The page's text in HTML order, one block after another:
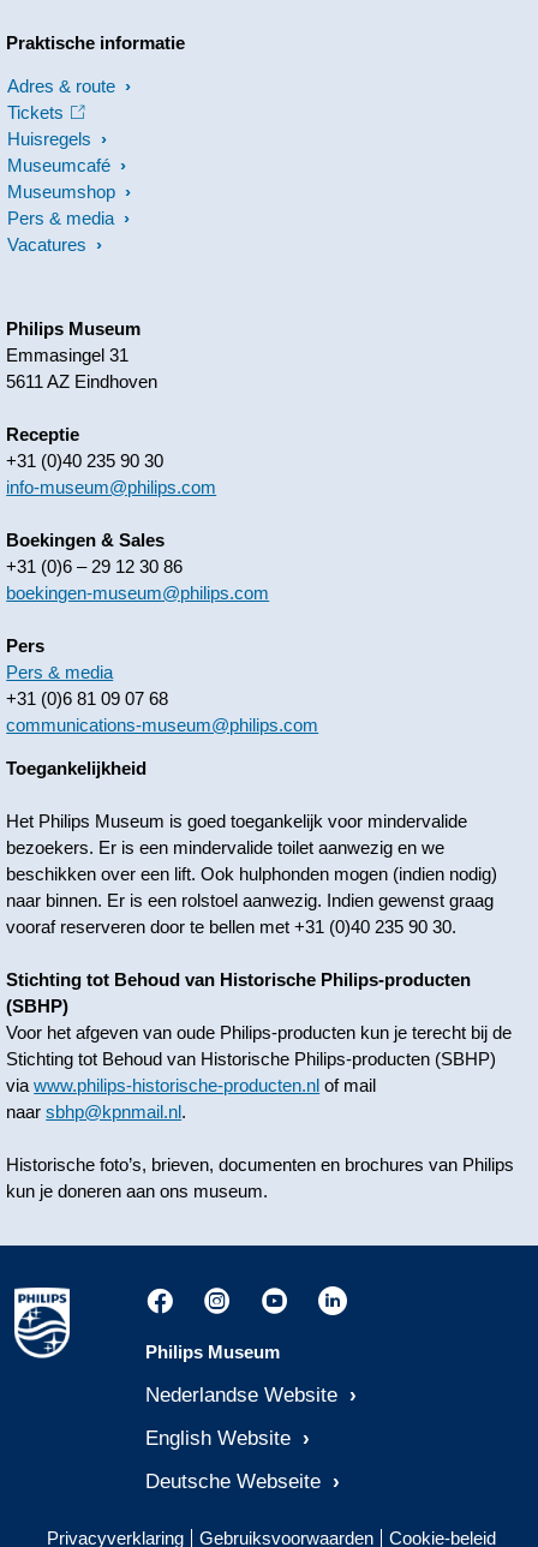
Praktische informatie
Adres & route
Tickets
Huisregels
Museumcafé
Museumshop
Pers & media
Vacatures
Philips Museum
Emmasingel 31
5611 AZ Eindhoven
Receptie
+31 (0)40 235 90 30
info-museum@philips.com
Boekingen & Sales
+31 (0)6 – 29 12 30 86
boekingen-museum@philips.com
Pers
Pers & media
+31 (0)6 81 09 07 68
communications-museum@philips.com
Toegankelijkheid
Het Philips Museum is goed toegankelijk voor mindervalide
bezoekers. Er is een mindervalide toilet aanwezig en we
beschikken over een lift. Ook hulphonden mogen (indien nodig)
naar binnen. Er is een rolstoel aanwezig. Indien gewenst graag
vooraf reserveren door te bellen met +31 (0)40 235 90 30.
Stichting tot Behoud van Historische Philips-producten
(SBHP)
Voor het afgeven van oude Philips-producten kun je terecht bij de
Stichting tot Behoud van Historische Philips-producten (SBHP)
viawww.philips-historische-producten.nl of mail
naarsbhp@kpnmail.nl.
Historische foto’s, brieven, documenten en brochures van Philips
kun je doneren aan ons museum.
Philips Museum
Nederlandse Website
English Website
Deutsche Webseite
Privacyverklaring Gebruiksvoorwaarden Cookie-beleid